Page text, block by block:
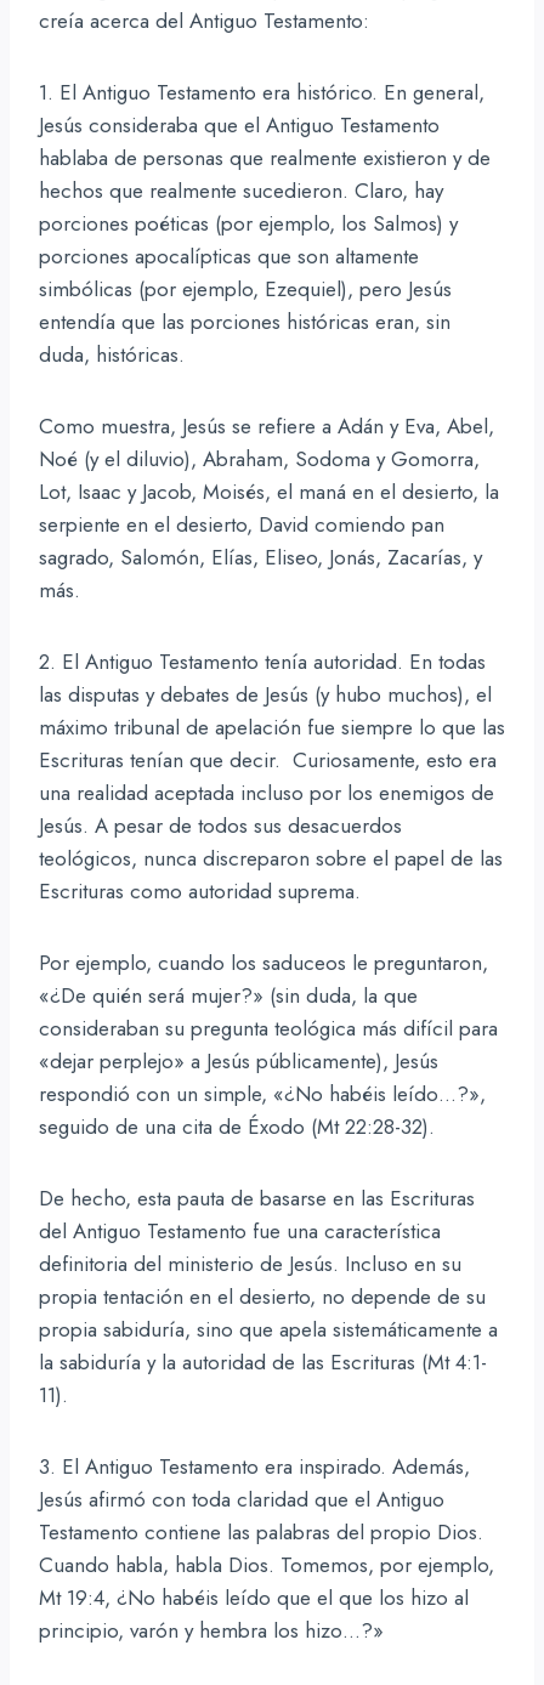
creía acerca del Antiguo Testamento:
1. El Antiguo Testamento era histórico. En general,
Jesús consideraba que el Antiguo Testamento
hablaba de personas que realmente existieron y de
hechos que realmente sucedieron. Claro, hay
porciones poéticas (por ejemplo, los Salmos) y
porciones apocalípticas que son altamente
simbólicas (por ejemplo, Ezequiel), pero Jesús
entendía que las porciones históricas eran, sin
duda, históricas.
Como muestra, Jesús se refiere a Adán y Eva, Abel,
Noé (y el diluvio), Abraham, Sodoma y Gomorra,
Lot, Isaac y Jacob, Moisés, el maná en el desierto, la
serpiente en el desierto, David comiendo pan
sagrado, Salomón, Elías, Eliseo, Jonás, Zacarías, y
más.
2. El Antiguo Testamento tenía autoridad. En todas
las disputas y debates de Jesús (y hubo muchos), el
máximo tribunal de apelación fue siempre lo que las
Escrituras tenían que decir. Curiosamente, esto era
una realidad aceptada incluso por los enemigos de
Jesús. A pesar de todos sus desacuerdos
teológicos, nunca discreparon sobre el papel de las
Escrituras como autoridad suprema.
Por ejemplo, cuando los saduceos le preguntaron,
«¿De quién será mujer?» (sin duda, la que
consideraban su pregunta teológica más difícil para
«dejar perplejo» a Jesús públicamente), Jesús
respondió con un simple, «¿No habéis leído…?»,
seguido de una cita de Éxodo (Mt 22:28-32).
De hecho, esta pauta de basarse en las Escrituras
del Antiguo Testamento fue una característica
definitoria del ministerio de Jesús. Incluso en su
propia tentación en el desierto, no depende de su
propia sabiduría, sino que apela sistemáticamente a
la sabiduría y la autoridad de las Escrituras (Mt 4:1-
11).
3. El Antiguo Testamento era inspirado. Además,
Jesús afirmó con toda claridad que el Antiguo
Testamento contiene las palabras del propio Dios.
Cuando habla, habla Dios. Tomemos, por ejemplo,
Mt 19:4, ¿No habéis leído que el que los hizo al
principio, varón y hembra los hizo…?»